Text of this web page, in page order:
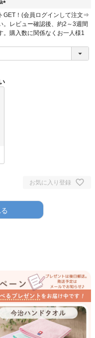
(
須
GET！(会員ログインして注文⇒
。レビュー確認後、約2～3週間
。購入数に関係なくお一人様1
お気に入り登録